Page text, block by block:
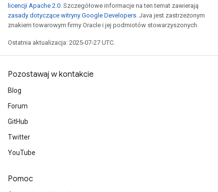
licencji Apache 2.0. Szczegółowe informacje na ten temat zawierają
zasady dotyczące witryny Google Developers. Java jest zastrzeżonym
znakiem towarowym firmy Oracle i jej podmiotów stowarzyszonych.
Ostatnia aktualizacja: 2025-07-27 UTC.
Pozostawaj w kontakcie
Blog
Forum
GitHub
Twitter
YouTube
Pomoc